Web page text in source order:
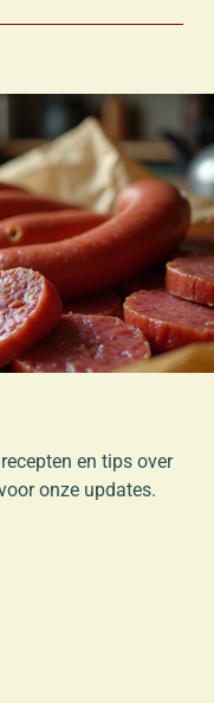
en tips over
onze updates.